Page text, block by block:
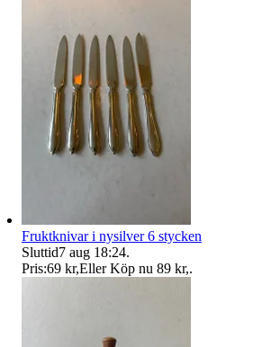
Fruktknivar i nysilver 6 stycken
Sluttid7 aug 18:24.
Pris:69 kr,Eller Köp nu 89 kr,.